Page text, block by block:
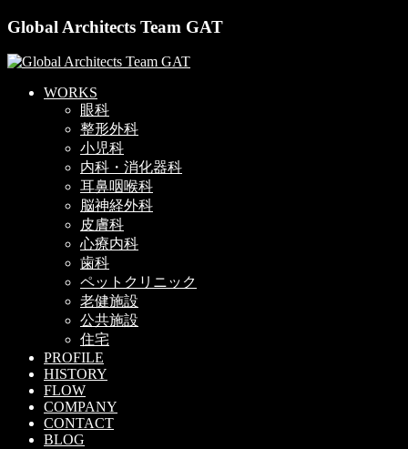
Global Architects Team GAT
WORKS
眼科
整形外科
小児科
内科・消化器科
耳鼻咽喉科
脳神経外科
皮膚科
心療内科
歯科
ペットクリニック
老健施設
公共施設
住宅
PROFILE
HISTORY
FLOW
COMPANY
CONTACT
BLOG